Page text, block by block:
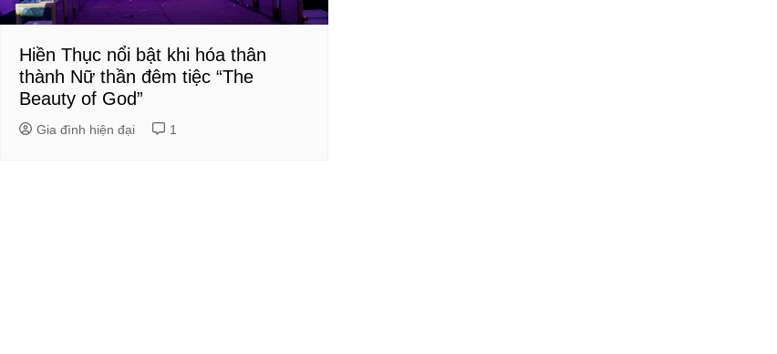
Hiền Thục nổi bật khi hóa thân
thành Nữ thần đêm tiệc “The
Beauty of God”
Gia đình hiện đại 1